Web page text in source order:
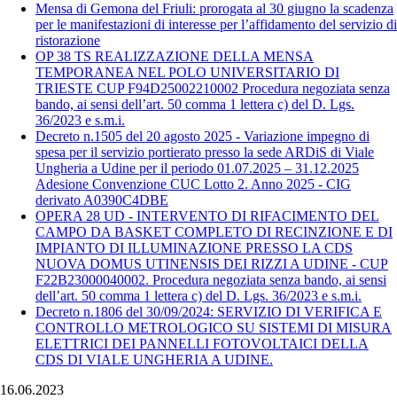
Mensa di Gemona del Friuli: prorogata al 30 giugno la scadenza
per le manifestazioni di interesse per l’affidamento del servizio di
ristorazione
OP 38 TS REALIZZAZIONE DELLA MENSA
TEMPORANEA NEL POLO UNIVERSITARIO DI
TRIESTE CUP F94D25002210002 Procedura negoziata senza
bando, ai sensi dell’art. 50 comma 1 lettera c) del D. Lgs.
36/2023 e s.m.i.
Decreto n.1505 del 20 agosto 2025 - Variazione impegno di
spesa per il servizio portierato presso la sede ARDiS di Viale
Ungheria a Udine per il periodo 01.07.2025 – 31.12.2025
Adesione Convenzione CUC Lotto 2. Anno 2025 - CIG
derivato A0390C4DBE
OPERA 28 UD - INTERVENTO DI RIFACIMENTO DEL
CAMPO DA BASKET COMPLETO DI RECINZIONE E DI
IMPIANTO DI ILLUMINAZIONE PRESSO LA CDS
NUOVA DOMUS UTINENSIS DEI RIZZI A UDINE - CUP
F22B23000040002. Procedura negoziata senza bando, ai sensi
dell’art. 50 comma 1 lettera c) del D. Lgs. 36/2023 e s.m.i.
Decreto n.1806 del 30/09/2024: SERVIZIO DI VERIFICA E
CONTROLLO METROLOGICO SU SISTEMI DI MISURA
ELETTRICI DEI PANNELLI FOTOVOLTAICI DELLA
CDS DI VIALE UNGHERIA A UDINE.
16.06.2023